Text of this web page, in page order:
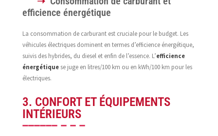
efficience énergétique
La consommation de carburant est cruciale pour le budget. Les
véhicules électriques dominent en termes d’efficience énergétique,
suivis des hybrides, du diesel et enfin de l’essence. L’efficience
énergétiquese juge en litres/100 km ou en kWh/100 km pour les
électriques.
3. CONFORT ET ÉQUIPEMENTS
INTÉRIEURS